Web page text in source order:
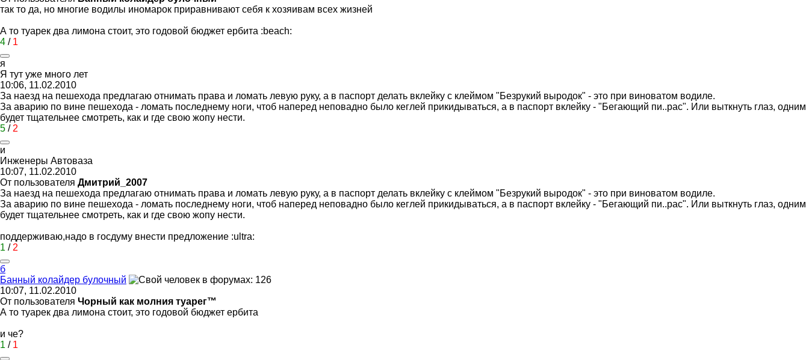
так то да, но многие водилы иномарок приравнивают себя к хозяивам всех жизней
А то туарек два лимона стоит, это годовой бюджет ербита :beach:
4 / 1
я
Я тут уже много лет
10:06, 11.02.2010
За наезд на пешехода предлагаю отнимать права и ломать левую руку, а в паспорт делать вклейку с клеймом "Безрукий выродок" - это при виноватом водиле.
За аварию по вине пешехода - ломать последнему ноги, чтоб наперед неповадно было кеглей прикидываться, а в паспорт вклейку - "Бегающий пи..рас". Или выткнуть глаз, одним
будет тщательнее смотреть, как и где свою жопу нести.
5 / 2
и
Инженеры Автоваза
10:07, 11.02.2010
От пользователя Дмитрий_2007
За наезд на пешехода предлагаю отнимать права и ломать левую руку, а в паспорт делать вклейку с клеймом "Безрукий выродок" - это при виноватом водиле.
За аварию по вине пешехода - ломать последнему ноги, чтоб наперед неповадно было кеглей прикидываться, а в паспорт вклейку - "Бегающий пи..рас". Или выткнуть глаз, одним
будет тщательнее смотреть, как и где свою жопу нести.
поддерживаю,надо в госдуму внести предложение :ultra:
1 / 2
б
Банный колайдер булочный
10:07, 11.02.2010
От пользователя Чорный как молния туарег™
А то туарек два лимона стоит, это годовой бюджет ербита
и че?
1 / 1